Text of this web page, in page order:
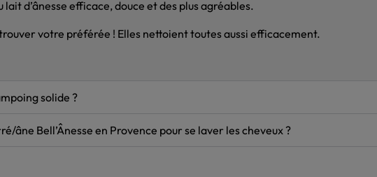
d’ânesse efficace, douce et des plus agréables.
votre préférée ! Elles nettoient toutes aussi efficacement.
solide ?
âne Bell’Ânesse en Provence pour se laver les cheveux ?